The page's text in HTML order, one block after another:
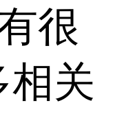
很
相关